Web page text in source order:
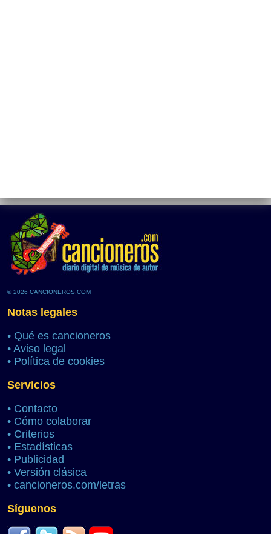
© 2026 CANCIONEROS.COM
Notas legales
• Qué es cancioneros
• Aviso legal
• Política de cookies
Servicios
• Contacto
• Cómo colaborar
• Criterios
• Estadísticas
• Publicidad
• Versión clásica
• cancioneros.com/letras
Síguenos